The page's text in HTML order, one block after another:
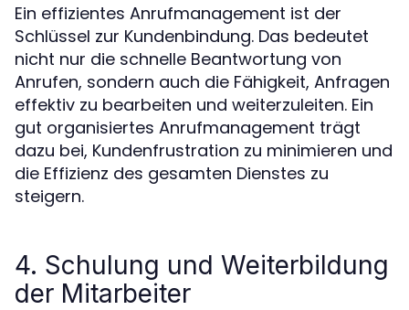
Ein effizientes Anrufmanagement ist der
Schlüssel zur Kundenbindung. Das bedeutet
nicht nur die schnelle Beantwortung von
Anrufen, sondern auch die Fähigkeit, Anfragen
effektiv zu bearbeiten und weiterzuleiten. Ein
gut organisiertes Anrufmanagement trägt
dazu bei, Kundenfrustration zu minimieren und
die Effizienz des gesamten Dienstes zu
steigern.
4. Schulung und Weiterbildung
der Mitarbeiter